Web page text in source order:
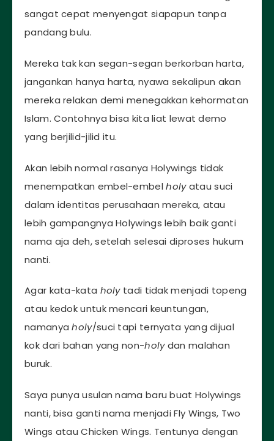
sangat cepat menyengat siapapun tanpa
pandang bulu.
Mereka tak kan segan-segan berkorban harta,
jangankan hanya harta, nyawa sekalipun akan
mereka relakan demi menegakkan kehormatan
Islam. Contohnya bisa kita liat lewat demo
yang berjilid-jilid itu.
Akan lebih normal rasanya Holywings tidak
menempatkan embel-embelholyatau suci
dalam identitas perusahaan mereka, atau
lebih gampangnya Holywings lebih baik ganti
nama aja deh, setelah selesai diproses hukum
nanti.
Agar kata-kata holytadi tidak menjadi topeng
atau kedok untuk mencari keuntungan,
namanyaholy/suci tapi ternyata yang dijual
kok dari bahan yang non-holydan malahan
buruk.
Saya punya usulan nama baru buat Holywings
nanti, bisa ganti nama menjadi Fly Wings, Two
Wings atau Chicken Wings. Tentunya dengan